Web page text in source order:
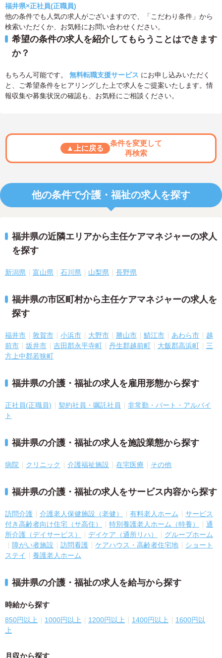
福井県×正社員(正職員)
他の条件でも人気の求人がございますので、「こだわり条件」から
検索いただくか、お気軽にお問い合わせください。
希望の条件の求人を紹介してもらうことはできます
か？
もちろん可能です。 無料転職支援サービス にお申し込みいただく
と、ご希望条件をヒアリングした上で求人をご提案いたします。情
報収集や募集状況の確認も、お気軽にご相談ください。
▲上に戻る
条件を変更して
再検索
他の条件で介護・福祉の求人を探す
福井県の近隣エリアから主任ケアマネジャーの求人
を探す
新潟県 富山県 石川県 山梨県 長野県
福井県の市区町村から主任ケアマネジャーの求人を
探す
福井市 敦賀市 小浜市 大野市 勝山市 鯖江市 あわら市
越
前市
坂井市 吉田郡永平寺町 丹生郡越前町 大飯郡高浜町
三
方上中郡若狭町
福井県の介護・福祉の求人を雇用形態から探す
正社員(正職員) 契約社員・嘱託社員
非常勤・パート・アルバイ
ト
福井県の介護・福祉の求人を施設業態から探す
病院 クリニック 介護福祉施設 在宅医療 その他
福井県の介護・福祉の求人をサービス内容から探す
訪問介護 介護老人保健施設（老健） 有料老人ホーム
サービス
付き高齢者向け住宅（サ高住）
特別養護老人ホーム（特養）
通
所介護（デイサービス）
デイケア（通所リハ）
グループホーム
障がい者施設
訪問看護 ケアハウス・高齢者住宅地
ショート
ステイ
養護老人ホーム
福井県の介護・福祉の求人を給与から探す
時給から探す
850円以上 1000円以上 1200円以上 1400円以上
1600円以
上
月収から探す